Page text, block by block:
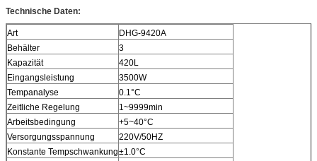
Technische Daten:
Art
DHG-9420A
Behälter
3
Kapazität
420L
Eingangsleistung
3500W
Tempanalyse
0.1°C
Zeitliche Regelung
1~9999min
Arbeitsbedingung
+5~40°C
Versorgungsspannung
220V/50HZ
Konstante Tempschwankung±1.0°C